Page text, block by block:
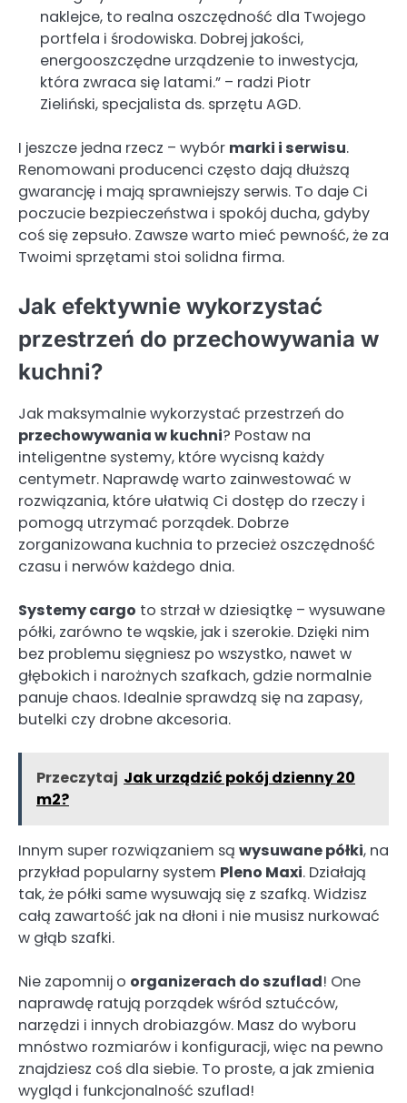
naklejce, to realna oszczędność dla Twojego
portfela i środowiska. Dobrej jakości,
energooszczędne urządzenie to inwestycja,
która zwraca się latami.” – radzi Piotr
Zieliński, specjalista ds. sprzętu AGD.
I jeszcze jedna rzecz – wybór marki i serwisu.
Renomowani producenci często dają dłuższą
gwarancję i mają sprawniejszy serwis. To daje Ci
poczucie bezpieczeństwa i spokój ducha, gdyby
coś się zepsuło. Zawsze warto mieć pewność, że za
Twoimi sprzętami stoi solidna firma.
Jak efektywnie wykorzystać
przestrzeń do przechowywania w
kuchni?
Jak maksymalnie wykorzystać przestrzeń do
przechowywania w kuchni? Postaw na
inteligentne systemy, które wycisną każdy
centymetr. Naprawdę warto zainwestować w
rozwiązania, które ułatwią Ci dostęp do rzeczy i
pomogą utrzymać porządek. Dobrze
zorganizowana kuchnia to przecież oszczędność
czasu i nerwów każdego dnia.
Systemy cargo to strzał w dziesiątkę – wysuwane
półki, zarówno te wąskie, jak i szerokie. Dzięki nim
bez problemu sięgniesz po wszystko, nawet w
głębokich i narożnych szafkach, gdzie normalnie
panuje chaos. Idealnie sprawdzą się na zapasy,
butelki czy drobne akcesoria.
Przeczytaj Jak urządzić pokój dzienny 20
m2?
Innym super rozwiązaniem są wysuwane półki, na
przykład popularny system Pleno Maxi. Działają
tak, że półki same wysuwają się z szafką. Widzisz
całą zawartość jak na dłoni i nie musisz nurkować
w głąb szafki.
Nie zapomnij o organizerach do szuflad! One
naprawdę ratują porządek wśród sztućców,
narzędzi i innych drobiazgów. Masz do wyboru
mnóstwo rozmiarów i konfiguracji, więc na pewno
znajdziesz coś dla siebie. To proste, a jak zmienia
wygląd i funkcjonalność szuflad!